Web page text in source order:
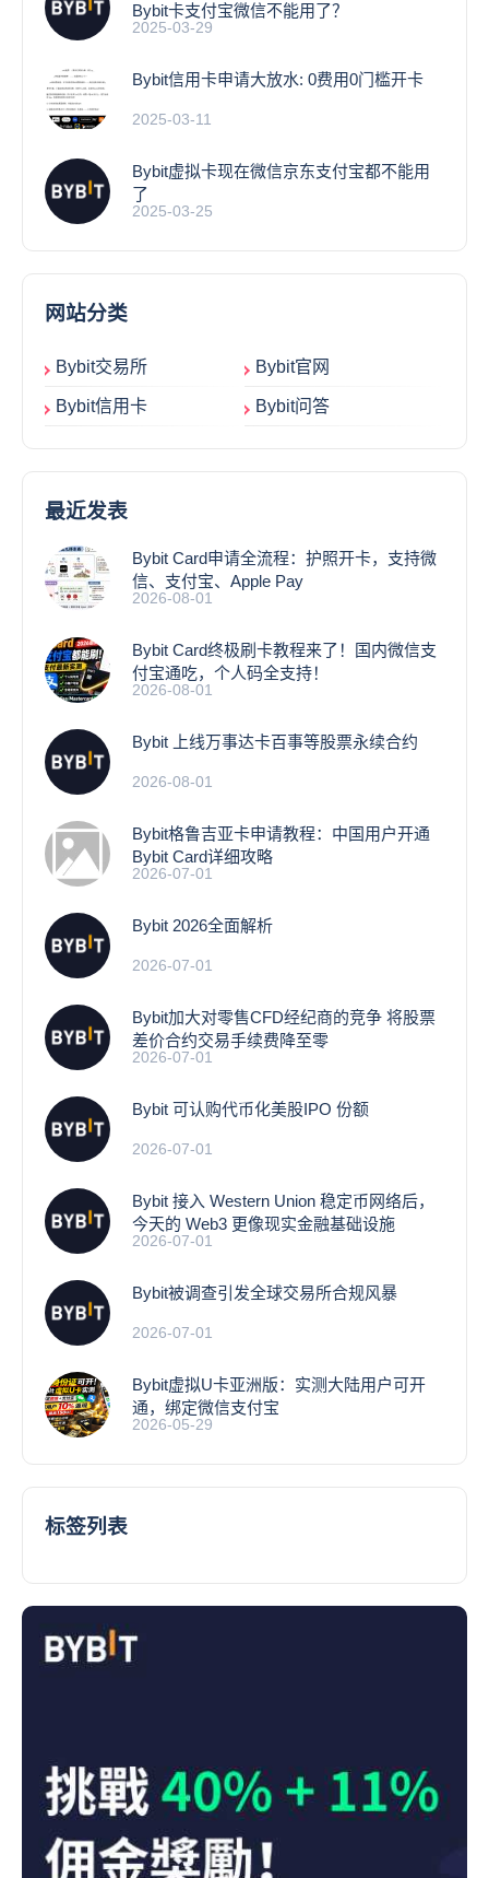
Bybit卡支付宝微信不能用了？
2025-03-29
Bybit信用卡申请大放水: 0费用0门槛开卡
2025-03-11
Bybit虚拟卡现在微信京东支付宝都不能用
了
2025-03-25
网站分类
Bybit交易所 Bybit官网
Bybit信用卡 Bybit问答
最近发表
Bybit Card申请全流程：护照开卡，支持微
信、支付宝、Apple Pay
2026-08-01
Bybit Card终极刷卡教程来了！国内微信支
付宝通吃，个人码全支持！
2026-08-01
Bybit 上线万事达卡百事等股票永续合约
2026-08-01
Bybit格鲁吉亚卡申请教程：中国用户开通
Bybit Card详细攻略
2026-07-01
Bybit 2026全面解析
2026-07-01
Bybit加大对零售CFD经纪商的竞争 将股票
差价合约交易手续费降至零
2026-07-01
Bybit 可认购代币化美股IPO 份额
2026-07-01
Bybit 接入 Western Union 稳定币网络后，
今天的 Web3 更像现实金融基础设施
2026-07-01
Bybit被调查引发全球交易所合规风暴
2026-07-01
Bybit虚拟U卡亚洲版：实测大陆用户可开
通，绑定微信支付宝
2026-05-29
标签列表